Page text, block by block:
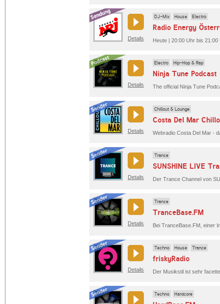
Details
DJ-Mix House Electro
Heute | 20:00 Uhr bis
Details
Electro Hip-Hop & Rap
Ninja Tune Podcast
Details
Chillout & Lounge
Costa Del Mar
Webradio Costa Del Mar -
Details
Trance
SUNSHINE LIVE
Details
Trance
TranceBase.FM
Details
Techno House Trance
friskyRadio
Techno Hardcore